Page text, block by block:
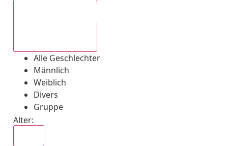
Alle Geschlechter
Männlich
Weiblich
Divers
Gruppe
Alter: